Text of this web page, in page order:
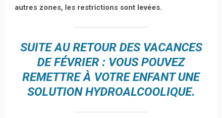
autres zones, les restrictions sont levées.
SUITE AU RETOUR DES VACANCES
DE FÉVRIER : VOUS POUVEZ
REMETTRE À VOTRE ENFANT UNE
SOLUTION HYDROALCOOLIQUE.